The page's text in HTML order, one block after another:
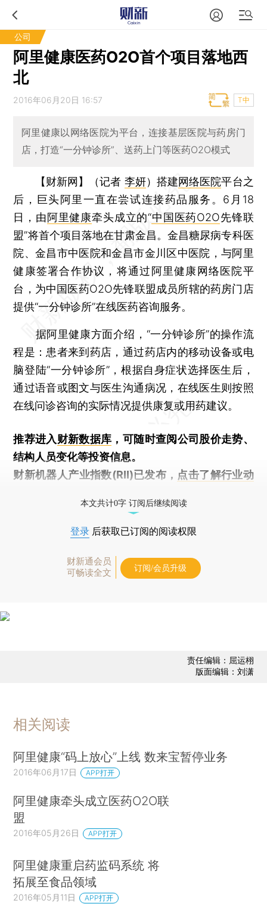
公司
阿里健康医药O2O首个项目落地西
北
2016年06月20日 16:57 T中
阿里健康以网络医院为平台，连接基层医院与药房门
店，打造“一分钟诊所”、送药上门等医药O2O模式
【财新网】（记者 李妍） 搭建网络医院平台之
后，巨头阿里一直在尝试连接药品服务。6月18
日，由阿里健康牵头成立的“中国医药O2O先锋联
盟”将首个项目落地在甘肃金昌。金昌糖尿病专科医
院、金昌市中医院和金昌市金川区中医院，与阿里
健康签署合作协议，将通过阿里健康网络医院平
台，为中国医药O2O先锋联盟成员所辖的药房门店
提供“一分钟诊所”在线医药咨询服务。
据阿里健康方面介绍，“一分钟诊所”的操作流
程是：患者来到药店，通过药店内的移动设备或电
脑登陆“一分钟诊所”，根据自身症状选择医生后，
通过语音或图文与医生沟通病况，在线医生则按照
在线问诊咨询的实际情况提供康复或用药建议。
推荐进入财新数据库 ，可随时查阅公司股价走势、
结构人员变化等投资信息。
财新机器人产业指数(RII)已发布， 点击了解行业动
本文共计0字 订阅后继续阅读
登录 后获取已订阅的阅读权限
财新通会员
可畅读全文
订阅/会员升级
责任编辑：屈运栩
版面编辑：刘潇
相关阅读
阿里健康“码上放心”上线 数来宝暂停业务
2016年06月17日 APP打开
阿里健康牵头成立医药O2O联
盟
2016年05月26日 APP打开
阿里健康重启药监码系统 将
拓展至食品领域
2016年05月11日 APP打开